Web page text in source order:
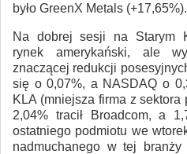
było GreenX Metals (+17,65%).
Na dobrej sesji na Starym
rynek amerykański, ale
znaczącej redukcji
się o 0,07%, a NASDAQ o
KLA (mniejsza firma z sektora
2,04% tracił Broadcom, a
ostatniego podmiotu we
nadmuchanego w tej